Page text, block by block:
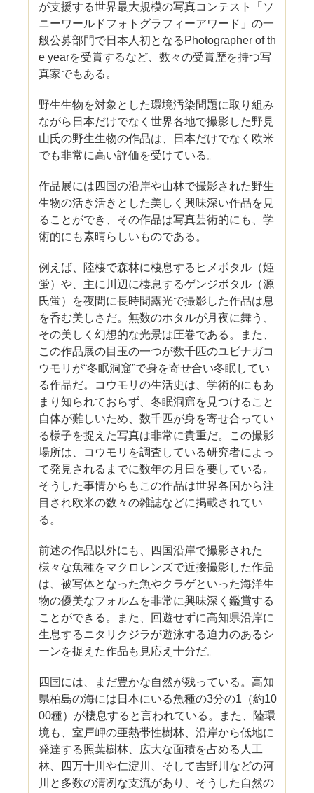
が支援する世界最大規模の写真コンテスト「ソ
ニーワールドフォトグラフィーアワード」の一
般公募部門で日本人初となるPhotographer of th
e yearを受賞するなど、数々の受賞歴を持つ写
真家でもある。
野生生物を対象とした環境汚染問題に取り組み
ながら日本だけでなく世界各地で撮影した野見
山氏の野生生物の作品は、日本だけでなく欧米
でも非常に高い評価を受けている。
作品展には四国の沿岸や山林で撮影された野生
生物の活き活きとした美しく興味深い作品を見
ることができ、その作品は写真芸術的にも、学
術的にも素晴らしいものである。
例えば、陸棲で森林に棲息するヒメボタル（姫
蛍）や、主に川辺に棲息するゲンジボタル（源
氏蛍）を夜間に長時間露光で撮影した作品は息
を呑む美しさだ。無数のホタルが月夜に舞う、
その美しく幻想的な光景は圧巻である。また、
この作品展の目玉の一つが数千匹のユビナガコ
ウモリが“冬眠洞窟”で身を寄せ合い冬眠してい
る作品だ。コウモリの生活史は、学術的にもあ
まり知られておらず、冬眠洞窟を見つけること
自体が難しいため、数千匹が身を寄せ合ってい
る様子を捉えた写真は非常に貴重だ。この撮影
場所は、コウモリを調査している研究者によっ
て発見されるまでに数年の月日を要している。
そうした事情からもこの作品は世界各国から注
目され欧米の数々の雑誌などに掲載されてい
る。
前述の作品以外にも、四国沿岸で撮影された
様々な魚種をマクロレンズで近接撮影した作品
は、被写体となった魚やクラゲといった海洋生
物の優美なフォルムを非常に興味深く鑑賞する
ことができる。また、回遊せずに高知県沿岸に
生息するニタリクジラが遊泳する迫力のあるシ
ーンを捉えた作品も見応え十分だ。
四国には、まだ豊かな自然が残っている。高知
県柏島の海には日本にいる魚種の3分の1（約10
00種）が棲息すると言われている。また、陸環
境も、室戸岬の亜熱帯性樹林、沿岸から低地に
発達する照葉樹林、広大な面積を占める人工
林、四万十川や仁淀川、そして吉野川などの河
川と多数の清冽な支流があり、そうした自然の